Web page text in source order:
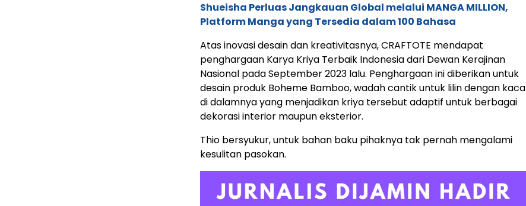
Shueisha Perluas Jangkauan Global melalui MANGA MILLION,
Platform Manga yang Tersedia dalam 100 Bahasa
Atas inovasi desain dan kreativitasnya, CRAFTOTE mendapat
penghargaan Karya Kriya Terbaik Indonesia dari Dewan Kerajinan
Nasional pada September 2023 lalu. Penghargaan ini diberikan untuk
desain produk Boheme Bamboo, wadah cantik untuk lilin dengan kaca
di dalamnya yang menjadikan kriya tersebut adaptif untuk berbagai
dekorasi interior maupun eksterior.
Thio bersyukur, untuk bahan baku pihaknya tak pernah mengalami
kesulitan pasokan.